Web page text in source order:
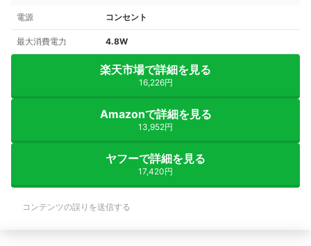
電源 コンセント
最大消費電力 4.8W
楽天市場で詳細を見る
16,226円
Amazonで詳細を見る
13,952円
ヤフーで詳細を見る
17,420円
コンテンツの誤りを送信する